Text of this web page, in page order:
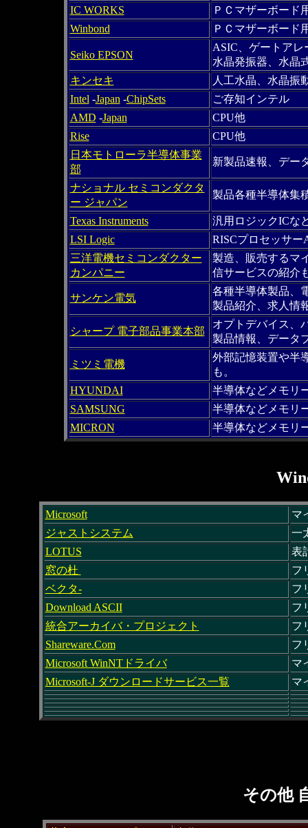
IC WORKS
ＰＣマザーボード
Winbond
ＰＣマザーボード
Seiko EPSON
ASIC、ゲートア
水晶発振器、水晶
キンセキ
人工水晶、水晶振
Intel -Japan -ChipSets
ご存知インテル
AMD -Japan
CPU他
Rise
CPU他
日本モトローラ半導体事業
部
新製品速報、デー
ナショナル セミコンダクタ
ー ジャパン
製品各種半導体集
Texas Instruments
汎用ロジックICな
LSI Logic
RISCプロセッサー
三洋電機セミコンダクター
カンパニー
製造、販売するマ
信サービスの紹介
サンケン電気
各種半導体製品、
製品紹介、求人情
シャープ 電子部品事業本部
オプトデバイス、
製品情報、データ
ミツミ電機
外部記憶装置や半
も。
HYUNDAI
半導体などメモリ
SAMSUNG
半導体などメモリ
MICRON
半導体などメモリ
Microsoft
マ
ジャストシステム
一
LOTUS
表
窓の杜
フ
ベクタ-
フ
Download ASCII
フ
統合アーカイバ・プロジェクト
フ
Shareware.Com
フ
Microsoft WinNTドライバ
マ
Microsoft-J ダウンロードサービス一覧
マ
その他